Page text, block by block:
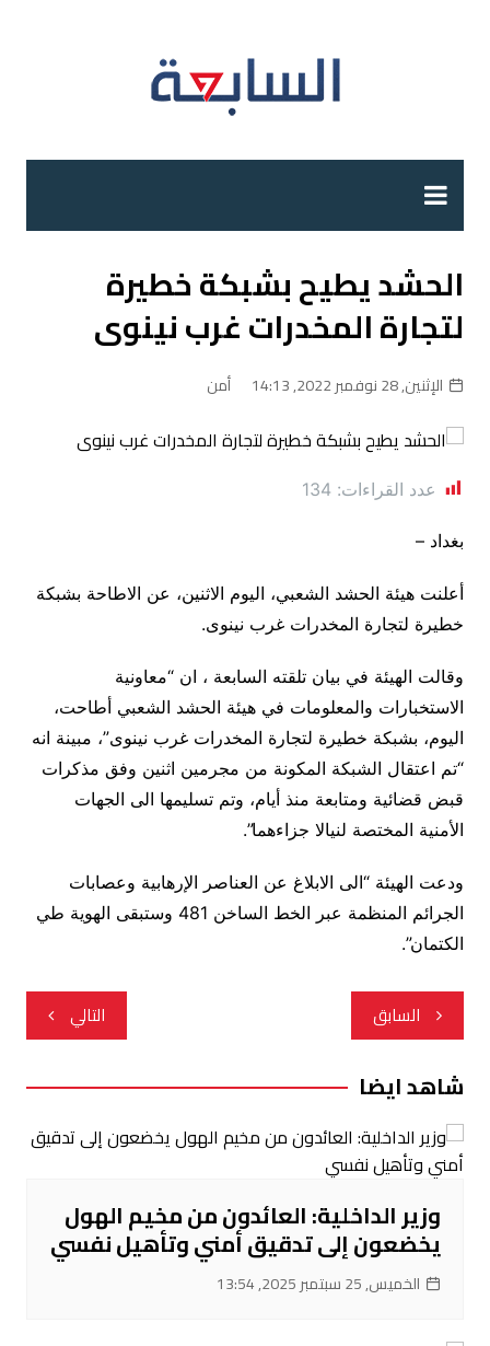
الحشد يطيح بشبكة خطيرة
لتجارة المخدرات غرب نينوى
الإثنين, 28 نوفمبر 2022, 14:13 أمن
عدد القراءات: 134
بغداد –
أعلنت هيئة الحشد الشعبي، اليوم الاثنين، عن الاطاحة بشبكة
خطيرة لتجارة المخدرات غرب نينوى.
وقالت الهيئة في بيان تلقته السابعة ، ان “معاونية
الاستخبارات والمعلومات في هيئة الحشد الشعبي أطاحت،
اليوم، بشبكة خطيرة لتجارة المخدرات غرب نينوى”، مبينة انه
“تم اعتقال الشبكة المكونة من مجرمين اثنين وفق مذكرات
قبض قضائية ومتابعة منذ أيام، وتم تسليمها الى الجهات
الأمنية المختصة لنيالا جزاءهما”.
ودعت الهيئة “الى الابلاغ عن العناصر الإرهابية وعصابات
الجرائم المنظمة عبر الخط الساخن 481 وستبقى الهوية طي
الكتمان”.
تصفّح
المقالات
السابق التالي
شاهد ايضا
وزير الداخلية: العائدون من مخيم الهول
يخضعون إلى تدقيق أمني وتأهيل نفسي
الخميس, 25 سبتمبر 2025, 13:54